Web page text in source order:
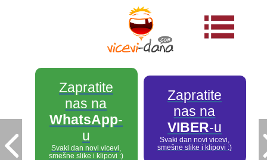
Zapratite
nas na
WhatsApp-
u
Svaki dan novi vicevi,
smešne slike i klipovi :)
Zapratite
nas na
VIBER-u
Svaki dan novi vicevi,
smešne slike i klipovi :)